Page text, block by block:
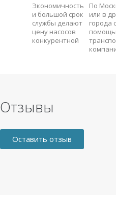
Экономичность
и большой срок
службы делают
цену насосов
конкурентной
По
или в
города с
Отзывы
Оставить отзыв